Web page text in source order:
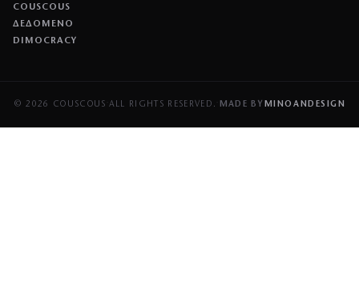
COUSCOUS
ΔΕΔΟΜΕΝΟ
DIMOCRACY
© 2026 COUSCOUS ALL RIGHTS RESERVED. MADE BY MINOANDESIGN